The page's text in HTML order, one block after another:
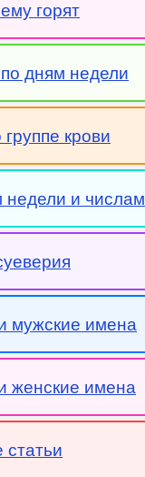
горят
дням недели
крови
недели и числам
мужские имена
женские имена